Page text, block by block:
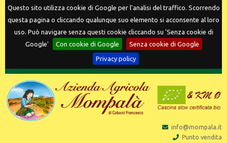
Questo sito utilizza cookie di Google per l'analisi del traffico. Scorrendo
questa pagina o cliccando qualunque suo elemento si acconsente al loro
uso. Può navigare senza questi cookie cliccando su 'Senza cookie di
Google'
Con cookie di Google Senza cookie di Google
Privacy policy
info@mompala.it
Punto vendita